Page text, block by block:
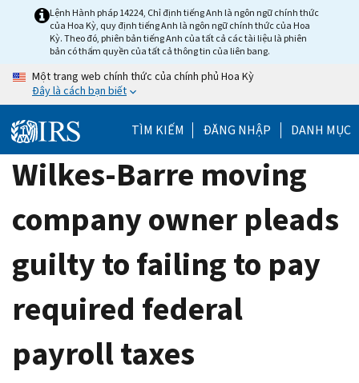
Lệnh Hành pháp 14224, Chỉ định tiếng Anh là ngôn ngữ chính thức
của Hoa Kỳ, quy định tiếng Anh là ngôn ngữ chính thức của Hoa
Kỳ. Theo đó, phiên bản tiếng Anh của tất cả các tài liệu là phiên
bản có thẩm quyền của tất cả thông tin của liên bang.
Một trang web chính thức của chính phủ Hoa Kỳ
Đây là cách bạn biết
TÌM KIẾM ĐĂNG NHẬP DANH MỤC
Wilkes-Barre moving
company owner pleads
guilty to failing to pay
required federal
payroll taxes